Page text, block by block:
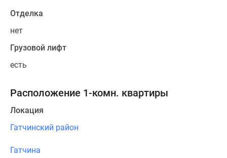
Отделка
нет
Грузовой лифт
есть
Расположение 1-комн. квартиры
Локация
Гатчинский район
Гатчина